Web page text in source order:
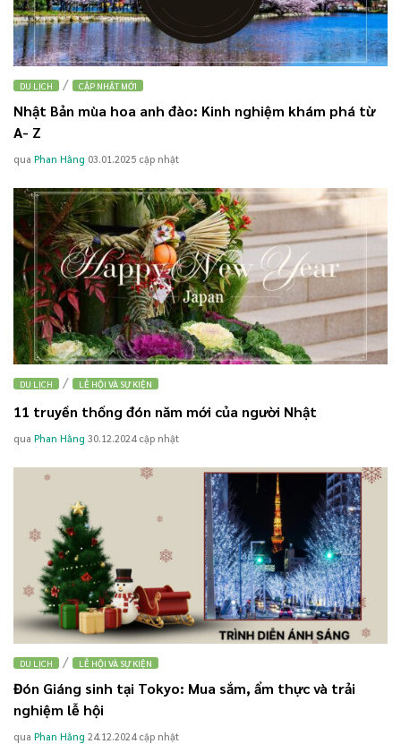
DU LỊCH / CẬP NHẬT MỚI
Nhật Bản mùa hoa anh đào: Kinh nghiệm khám phá từ
A- Z
qua Phan Hằng 03.01.2025 cập nhật
DU LỊCH / LỄ HỘI VÀ SỰ KIỆN
11 truyền thống đón năm mới của người Nhật
qua Phan Hằng 30.12.2024 cập nhật
DU LỊCH / LỄ HỘI VÀ SỰ KIỆN
Đón Giáng sinh tại Tokyo: Mua sắm, ẩm thực và trải
nghiệm lễ hội
qua Phan Hằng 24.12.2024 cập nhật